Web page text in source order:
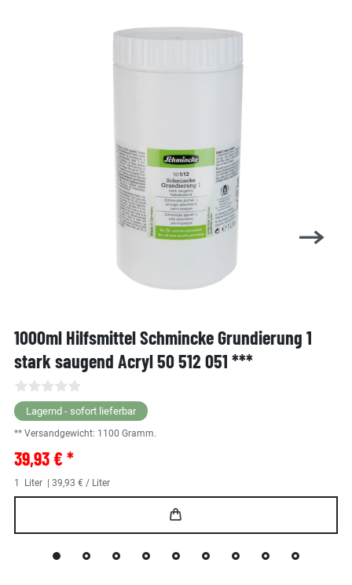
1000ml Hilfsmittel Schmincke Grundierung 1
stark saugend Acryl 50 512 051 ***
Lagernd - sofort lieferbar
** Versandgewicht: 1100 Gramm.
39,93 € *
1 Liter | 39,93 € / Liter